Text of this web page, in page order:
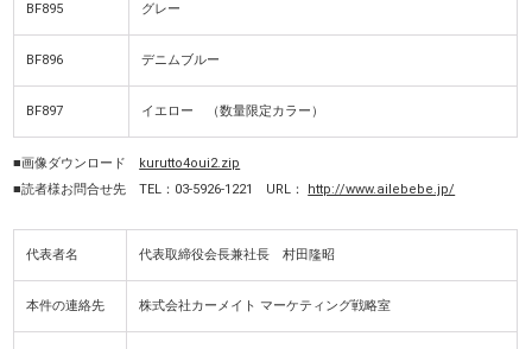
BF895 グレー
BF896 デニムブルー
BF897 イエロー （数量限定カラー）
■画像ダウンロード kurutto4oui2.zip
■読者様お問合せ先 TEL：03-5926-1221 URL： http://www.ailebebe.jp/
代表者名 代表取締役会長兼社長 村田隆昭
本件の連絡先 株式会社カーメイト マーケティング戦略室